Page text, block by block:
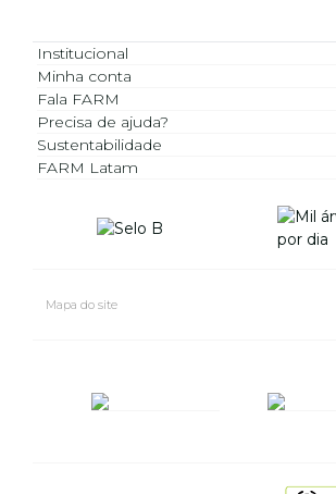
Institucional
Minha conta
Fala FARM
Precisa de ajuda?
Sustentabilidade
FARM Latam
Mapa do site